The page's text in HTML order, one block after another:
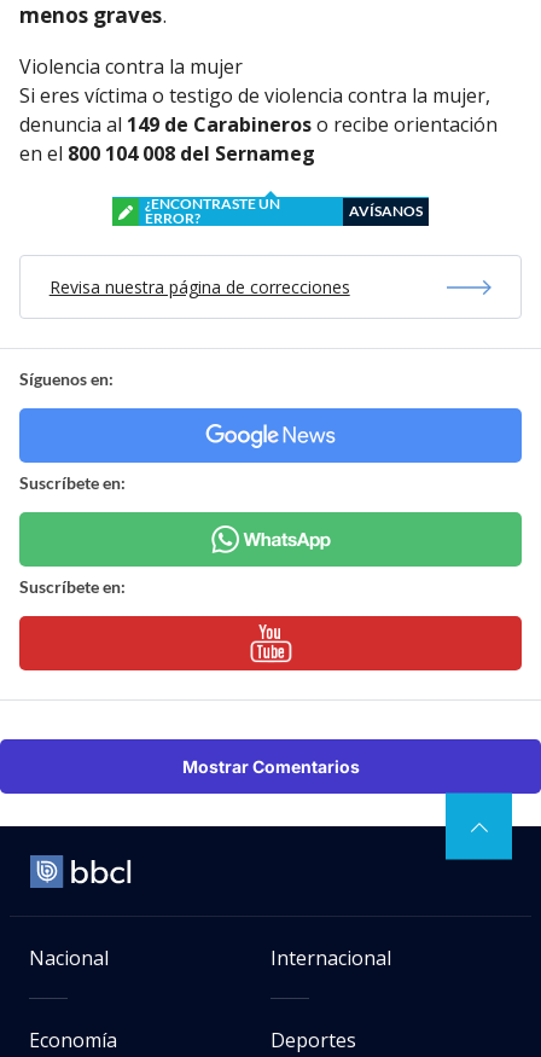
menos graves.
Violencia contra la mujer
Si eres víctima o testigo de violencia contra la mujer,
denuncia al 149 de Carabineroso recibe orientación
en el 800 104 008 del Sernameg
¿ENCONTRASTE UN
ERROR?
AVÍSANOS
Revisa nuestra página de correcciones
Síguenos en:
Suscríbete en:
Suscríbete en:
Mostrar Comentarios
Nacional Internacional
Economía Deportes